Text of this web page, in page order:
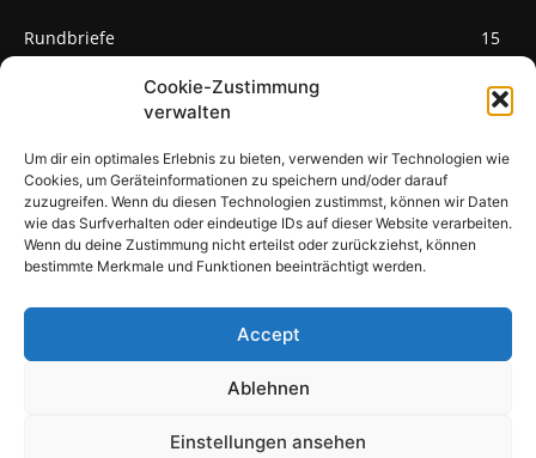
Cookie-Zustimmung
verwalten
Um dir ein optimales Erlebnis zu bieten, verwenden wir Technologien wie
Cookies, um Geräteinformationen zu speichern und/oder darauf
zuzugreifen. Wenn du diesen Technologien zustimmst, können wir Daten
wie das Surfverhalten oder eindeutige IDs auf dieser Website verarbeiten.
Wenn du deine Zustimmung nicht erteilst oder zurückziehst, können
bestimmte Merkmale und Funktionen beeinträchtigt werden.
Accept
Ablehnen
Einstellungen ansehen
Rundbriefe
15
Pilzseite
Seltene Pilze aus Mainfranken und
Deutschland
© Newspaper WordPress Theme by TagDiv